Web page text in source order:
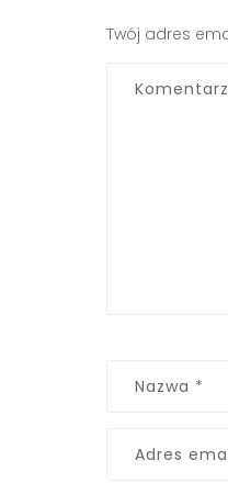
Twój adres